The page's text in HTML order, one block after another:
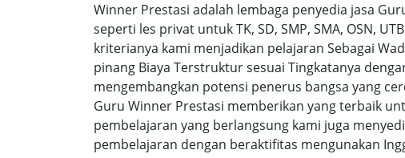
Winner Prestasi adalah lembaga penyedia jasa
seperti les privat untuk TK, SD, SMP, SMA, OSN,
kriterianya kami menjadikan pelajaran Sebagai
pinang Biaya Terstruktur sesuai Tingkatanya
mengembangkan potensi penerus bangsa yang
Guru Winner Prestasi memberikan yang terbaik
pembelajaran yang berlangsung kami juga
pembelajaran dengan beraktifitas mengunakan